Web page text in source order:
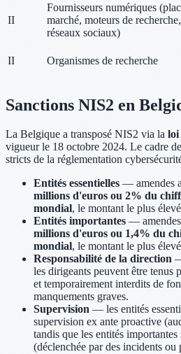
II
Fournisseurs numériques
marché, moteurs de recherche,
réseaux sociaux)
II Organismes de recherche
Sanctions NIS2 en
La Belgique a transposé NIS2 via la loi
vigueur le 18 octobre 2024. Le cadre
stricts de la réglementation
Entités essentielles — amendes
millions d'euros ou 2% du
mondial, le montant le plus
Entités importantes —
millions d'euros ou 1,4% du
mondial, le montant le plus
Responsabilité de la direction
les dirigeants peuvent être tenus
et temporairement interdits de
manquements graves.
Supervision — les entités
supervision ex ante proactive
tandis que les entités
(déclenchée par des incidents ou